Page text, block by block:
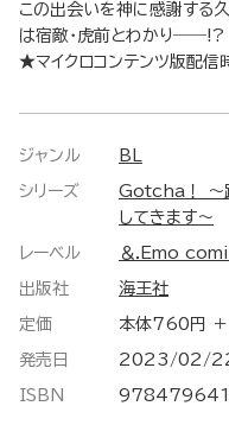
この出会いを神に感謝する
は宿敵・虎前とわかり――!?
★マイクロコンテンツ版配信
ジャンル BL
シリーズ
Gotcha！ ～
してきます～
レーベル ＆.Emo
出版社 海王社
定価 本体760円
発売日 2023/02/
ISBN